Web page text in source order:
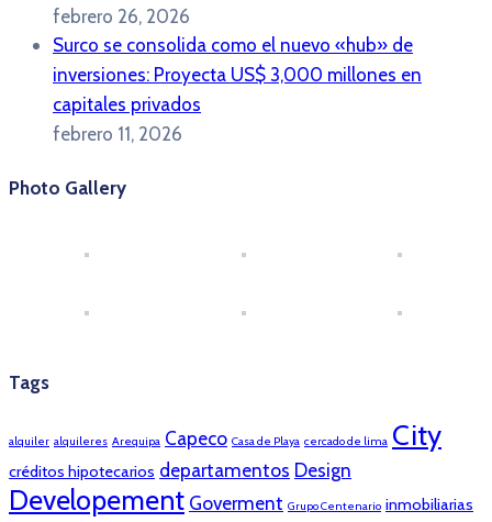
febrero 26, 2026
Surco se consolida como el nuevo «hub» de
inversiones: Proyecta US$ 3,000 millones en
capitales privados
febrero 11, 2026
Photo Gallery
Tags
alquiler alquileres Arequipa Capeco Casa de Playa cercado de lima City
créditos hipotecarios departamentos Design
Developement Goverment Grupo Centenario inmobiliarias